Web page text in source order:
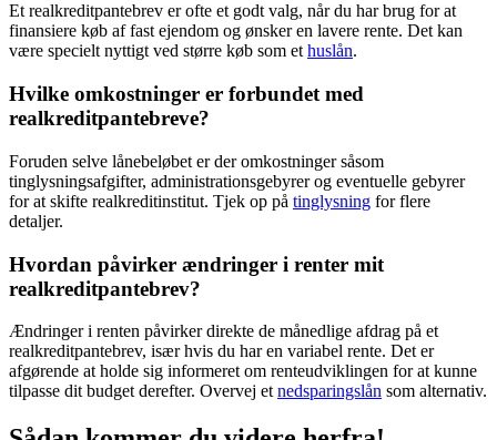
Et realkreditpantebrev er ofte et godt valg, når du har brug for at
finansiere køb af fast ejendom og ønsker en lavere rente. Det kan
være specielt nyttigt ved større køb som et huslån.
Hvilke omkostninger er forbundet med
realkreditpantebreve?
Foruden selve lånebeløbet er der omkostninger såsom
tinglysningsafgifter, administrationsgebyrer og eventuelle gebyrer
for at skifte realkreditinstitut. Tjek op på tinglysning for flere
detaljer.
Hvordan påvirker ændringer i renter mit
realkreditpantebrev?
Ændringer i renten påvirker direkte de månedlige afdrag på et
realkreditpantebrev, især hvis du har en variabel rente. Det er
afgørende at holde sig informeret om renteudviklingen for at kunne
tilpasse dit budget derefter. Overvej et nedsparingslån som alternativ.